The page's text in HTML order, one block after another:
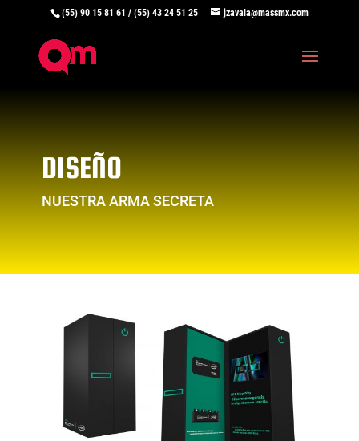
(55) 90 15 81 61 / (55) 43 24 51 25 jzavala@massmx.com
DISEÑO
NUESTRA ARMA SECRETA